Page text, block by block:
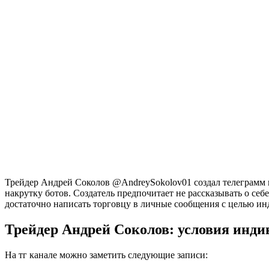
Трейдер Андрей Соколов @AndreySokolov01 создал телеграмм
накрутку ботов. Создатель предпочитает не рассказывать о
достаточно написать торговцу в личные сообщения с целью
Трейдер Андрей Соколов: условия
На тг канале можно заметить следующие записи: